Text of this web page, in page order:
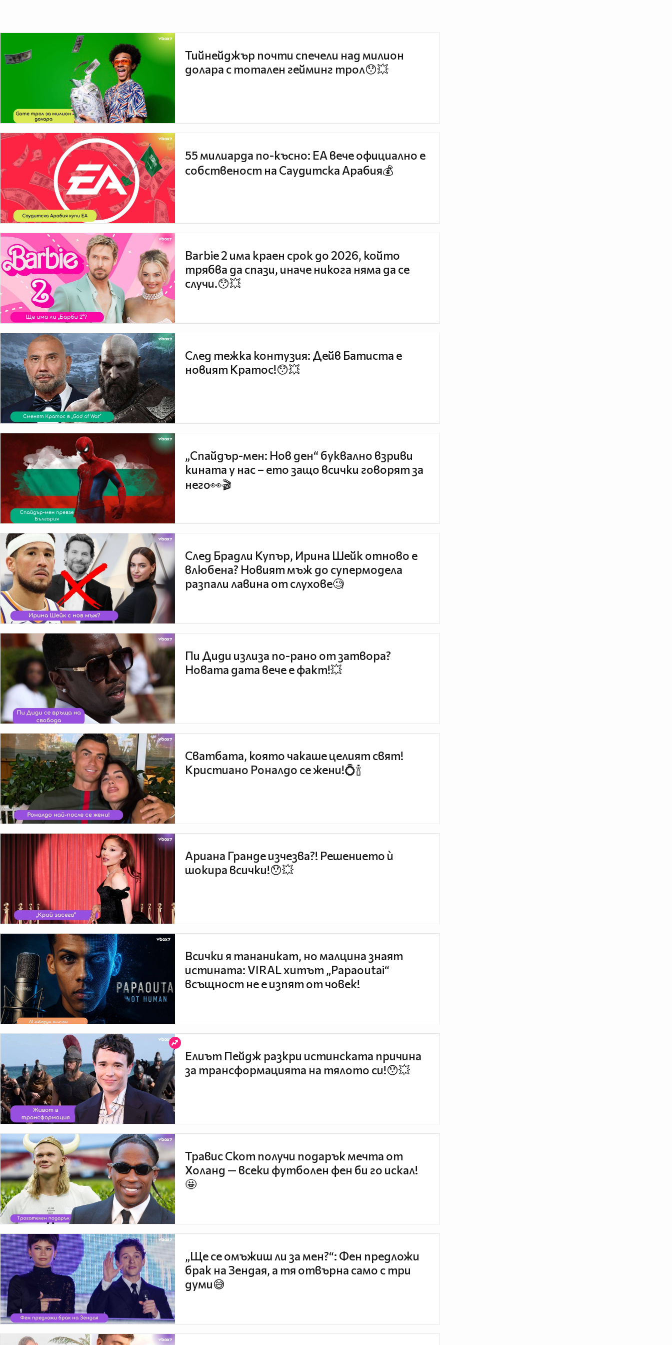
Тийнейджър почти спечели над милион
долара с тотален гейминг трол😯💥
55 милиарда по-късно: EA вече официално е
собственост на Саудитска Арабия💰
Barbie 2 има краен срок до 2026, който
трябва да спази, иначе никога няма да се
случи.😯💥
След тежка контузия: Дейв Батиста е
новият Кратос!😯💥
„Спайдър-мен: Нов ден“ буквално взриви
кината у нас – ето защо всички говорят за
него👀🎬
След Брадли Купър, Ирина Шейк отново е
влюбена? Новият мъж до супермодела
разпали лавина от слухове🧐
Пи Диди излиза по-рано от затвора?
Новата дата вече е факт!💥
Сватбата, която чакаше целият свят!
Кристиано Роналдо се жени!💍🍾
Ариана Гранде изчезва?! Решението ѝ
шокира всички!😯💥
Всички я тананикат, но малцина знаят
истината: VIRAL хитът „Papaoutai“
всъщност не е изпят от човек!
Елиът Пейдж разкри истинската причина
за трансформацията на тялото си!😯💥
Травис Скот получи подарък мечта от
Холанд — всеки футболен фен би го искал!
🤩
„Ще се омъжиш ли за мен?“: Фен предложи
брак на Зендая, а тя отвърна само с три
думи😅